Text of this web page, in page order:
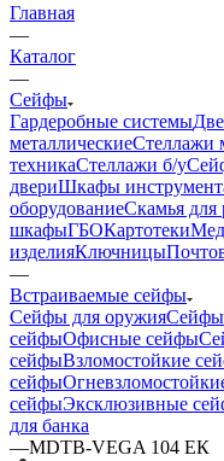
Главная
—
Каталог
—
Сейфы
Гардеробные системы
металлическиеСтеллажи
техникаСтеллажи б/у
двериШкафы
оборудованиеСкамья для
шкафыГБОКартотеки
изделияКлючницы
—
Встраиваемые сейфы
Сейфы для оружияСейфы
сейфыОфисные сейфы
сейфыВзломостойкие
сейфы
сейфыЭксклюзивные
для банка
—МDТВ-VEGA 104 ЕК